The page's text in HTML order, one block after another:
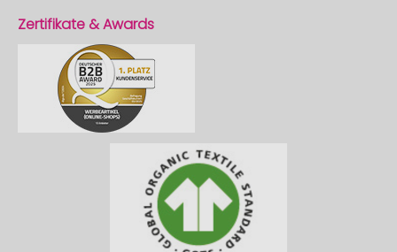
Zertifikate & Awards